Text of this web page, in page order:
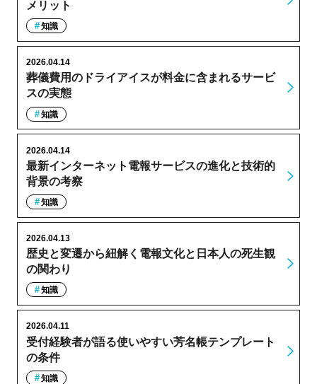
メリット
知識
葬儀費用のドライアイスが料金に含まれるサービ
スの実態
2026.04.14
知識
最新インターネット電報サービスの進化と技術的
背景の考察
2026.04.14
知識
歴史と変遷から紐解く電報文化と日本人の死生観
の関わり
2026.04.13
知識
受付経験者が語る使いやすい芳名帳テンプレート
の条件
2026.04.11
知識